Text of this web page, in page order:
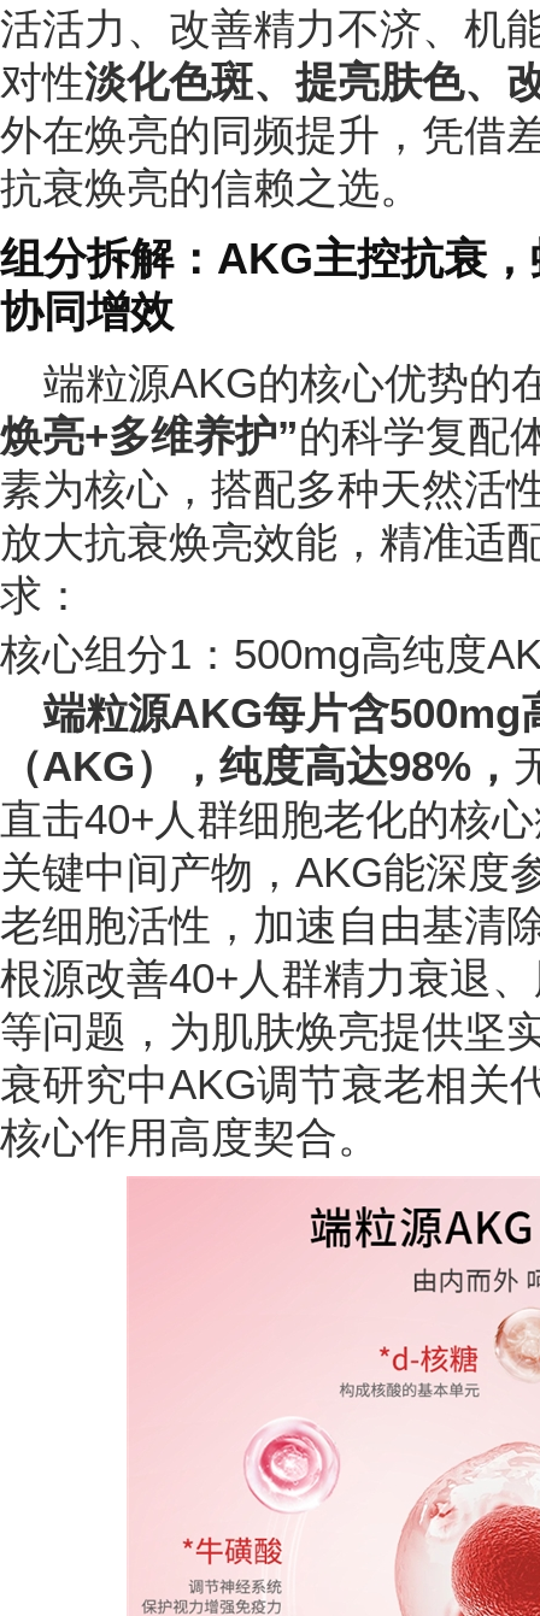
活活力、改善精力不济、机
对性淡化色斑、提亮肤色、
外在焕亮的同频提升，凭借
抗衰焕亮的信赖之选。
组分拆解：AKG主控抗衰
协同增效
端粒源AKG的核心优势的
焕亮+多维养护”的科学复配
素为核心，搭配多种天然活
放大抗衰焕亮效能，精准适
求：
核心组分1：500mg高纯度
端粒源AKG每片含500mg
（AKG），纯度高达98%，
直击40+人群细胞老化的核
关键中间产物，AKG能深度
老细胞活性，加速自由基清
根源改善40+人群精力衰退
等问题，为肌肤焕亮提供坚
衰研究中AKG调节衰老相关
核心作用高度契合。